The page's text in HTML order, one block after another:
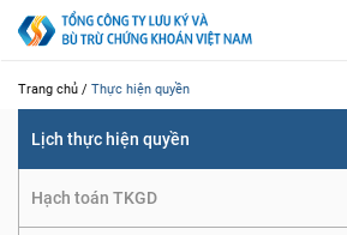
Trang chủ / Thực hiện quyền
Lịch thực hiện quyền
Hạch toán TKGD